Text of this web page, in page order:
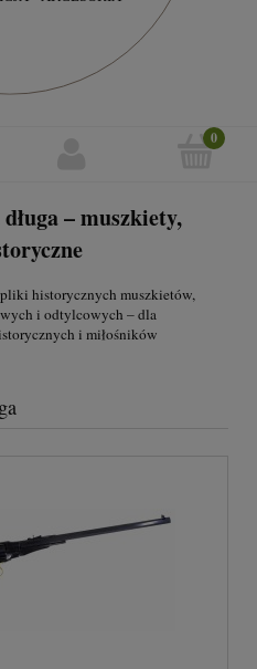
– muszkiety,
historycznych muszkietów,
i odtylcowych – dla
i miłośników